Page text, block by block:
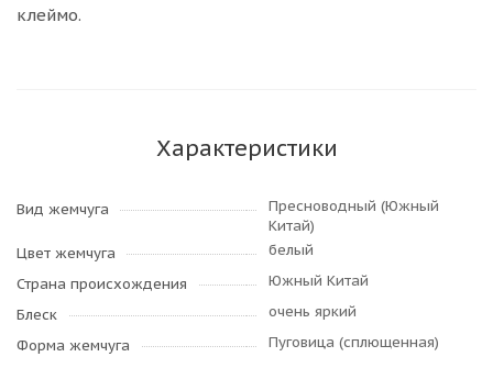
клеймо.
Характеристики
Вид жемчуга
Пресноводный (Южный
Китай)
Цвет жемчуга
белый
Страна происхождения
Южный Китай
Блеск
очень яркий
Форма жемчуга
Пуговица (сплющенная)